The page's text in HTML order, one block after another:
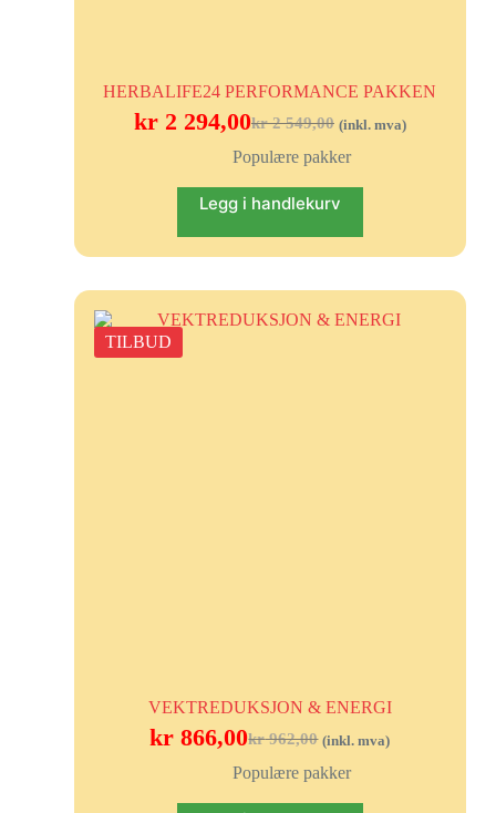
HERBALIFE24 PERFORMANCE PAKKEN
kr2 549,00
kr2 294,00 (inkl. mva)
Populære pakker
Legg i handlekurv
TILBUD
VEKTREDUKSJON & ENERGI
kr962,00
kr 866,00 (inkl. mva)
Populære pakker